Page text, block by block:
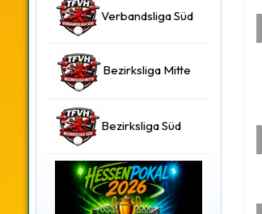
Verbandsliga Süd
Bezirksliga Mitte
Bezirksliga Süd